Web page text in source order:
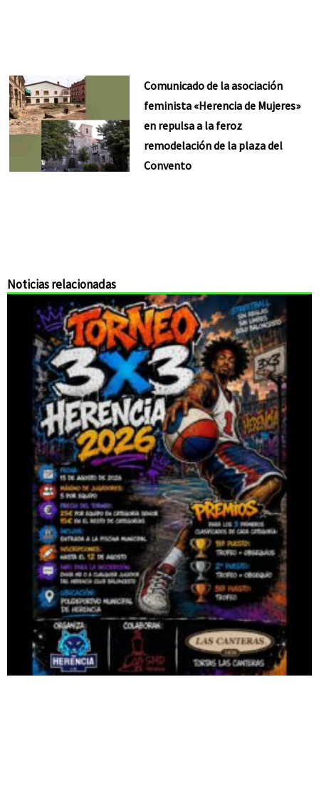
Comunicado de la asociación
feminista «Herencia de Mujeres»
en repulsa a la feroz
remodelación de la plaza del
Convento
Noticias relacionadas